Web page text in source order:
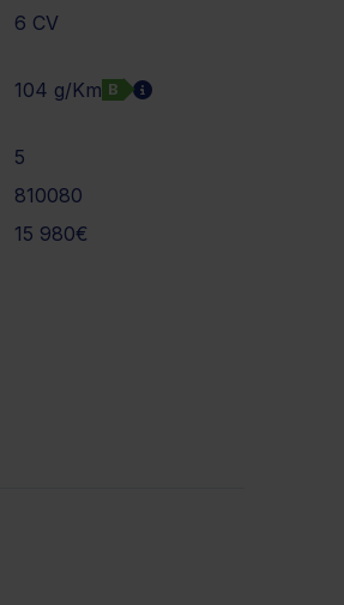
6 CV
104 g/Km B
5
810080
15 980€